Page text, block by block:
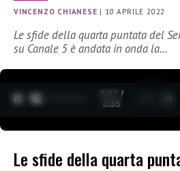
VINCENZO CHIANESE | 10 APRILE 2022
Le sfide della quarta puntata del
su Canale 5 è andata in onda la…
0:27 /
3:35
Le sfide della quarta